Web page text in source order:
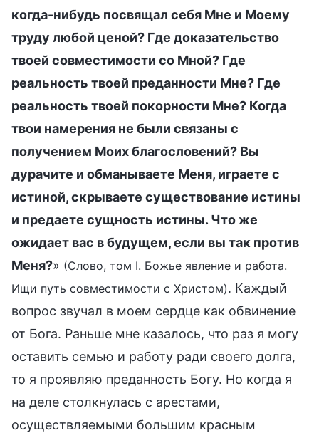
когда-нибудь посвящал себя Мне и Моему
труду любой ценой? Где доказательство
твоей совместимости со Мной? Где
реальность твоей преданности Мне? Где
реальность твоей покорности Мне? Когда
твои намерения не были связаны с
получением Моих благословений? Вы
дурачите и обманываете Меня, играете с
истиной, скрываете существование истины
и предаете сущность истины. Что же
ожидает вас в будущем, если вы так против
Меня?» (Слово, том I. Божье явление и работа.
Ищи путь совместимости с Христом). Каждый
вопрос звучал в моем сердце как обвинение
от Бога. Раньше мне казалось, что раз я могу
оставить семью и работу ради своего долга,
то я проявляю преданность Богу. Но когда я
на деле столкнулась с арестами,
осуществляемыми большим красным